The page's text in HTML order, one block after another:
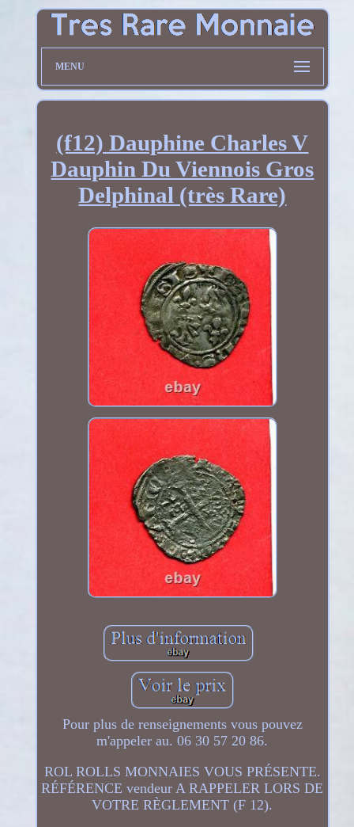
MENU
(f12) Dauphine Charles V
Dauphin Du Viennois Gros
Delphinal (très Rare)
Pour plus de renseignements vous pouvez
m'appeler au. 06 30 57 20 86.
ROL ROLLS MONNAIES VOUS PRÉSENTE.
RÉFÉRENCE vendeur A RAPPELER LORS DE
VOTRE RÈGLEMENT (F 12).